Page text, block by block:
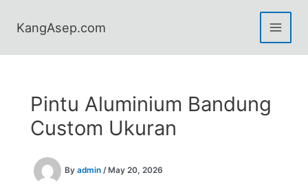
KangAsep.com
Pintu Aluminium Bandung
Custom Ukuran
By admin / May 20, 2026